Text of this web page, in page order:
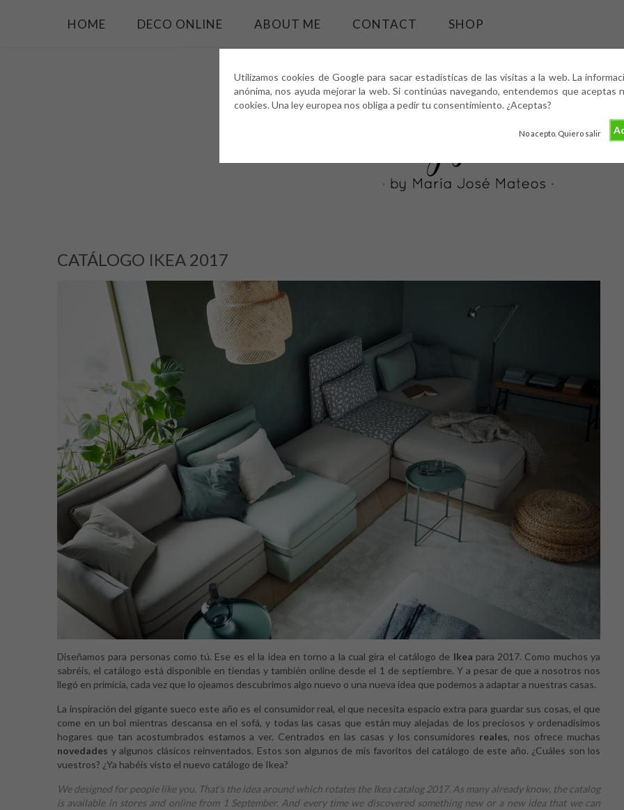
Utilizamos cookies de Google para sacar estadísticas de las visitas a la web. La
anónima, nos ayuda mejorar la web. Si continúas navegando, entendemos que aceptas
cookies. Una ley europea nos obliga a pedir tu consentimiento. ¿Aceptas?
No acepto. Quiero salir
HOME DECO ONLINE ABOUT ME CONTACT SHOP
CATÁLOGO IKEA 2017
Diseñamos para personas como tú. Ese es el la idea en torno a la cual gira el catálogo de Ikea para 2017. Como muchos ya
sabréis, el catálogo está disponible en tiendas y también online desde el 1 de septiembre. Y a pesar de que a nosotros nos
llegó en primicia, cada vez que lo ojeamos descubrimos algo nuevo o una nueva idea que podemos a adaptar a nuestras casas.
La inspiración del gigante sueco este año es el consumidor real, el que necesita espacio extra para guardar sus cosas, el que
come en un bol mientras descansa en el sofá, y todas las casas que están muy alejadas de los preciosos y ordenadisimos
hogares que tan acostumbrados estamos a ver. Centrados en las casas y los consumidores reales, nos ofrece muchas
novedades y algunos clásicos reinventados. Estos son algunos de mis favoritos del catálogo de este año. ¿Cuáles son los
vuestros? ¿Ya habéis visto el nuevo catálogo de Ikea?
We designed for people like you. That’s the idea around which rotates the Ikea catalog 2017. As many already know, the catalog
is available in stores and online from 1 September. And every time we discovered something new or a new idea that we can